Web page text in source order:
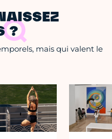
?
mais qui valent le